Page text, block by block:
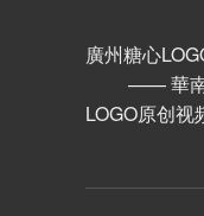
廣州糖心
—— 華南地
LOGO原创视